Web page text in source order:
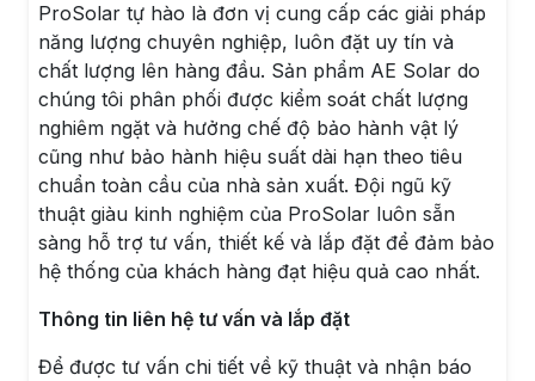
ProSolar tự hào là đơn vị cung cấp các giải pháp
năng lượng chuyên nghiệp, luôn đặt uy tín và
chất lượng lên hàng đầu. Sản phẩm AE Solar do
chúng tôi phân phối được kiểm soát chất lượng
nghiêm ngặt và hưởng chế độ bảo hành vật lý
cũng như bảo hành hiệu suất dài hạn theo tiêu
chuẩn toàn cầu của nhà sản xuất. Đội ngũ kỹ
thuật giàu kinh nghiệm của ProSolar luôn sẵn
sàng hỗ trợ tư vấn, thiết kế và lắp đặt để đảm bảo
hệ thống của khách hàng đạt hiệu quả cao nhất.
Thông tin liên hệ tư vấn và lắp đặt
Để được tư vấn chi tiết về kỹ thuật và nhận báo